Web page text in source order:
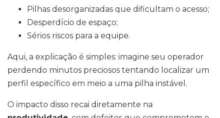
Pilhas desorganizadas que dificultam o acesso;
Desperdício de espaço;
Sérios riscos para a equipe.
Aqui, a explicação é simples: imagine seu operador
perdendo minutos preciosos tentando localizar um
perfil específico em meio a uma pilha instável.
O impacto disso recai diretamente na